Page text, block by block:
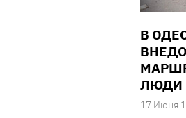
В
ЛЮДИ
17 Июня